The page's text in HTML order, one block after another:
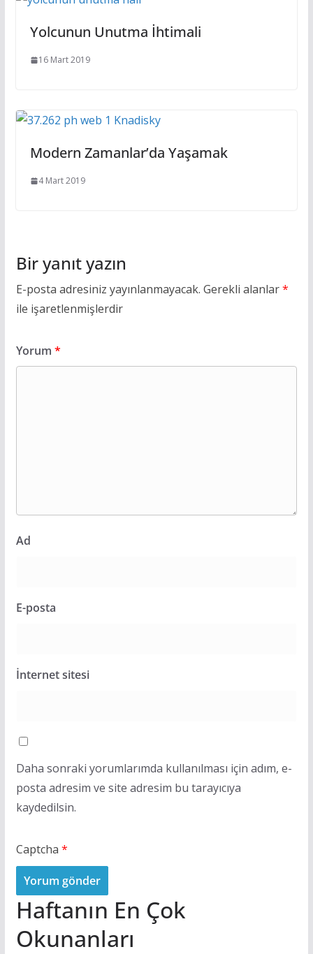
Yolcunun Unutma İhtimali
16 Mart 2019
Modern Zamanlar’da Yaşamak
4 Mart 2019
Bir yanıt yazın
E-posta adresiniz yayınlanmayacak. Gerekli alanlar*
ile işaretlenmişlerdir
Yorum *
Ad
E-posta
İnternet sitesi
Daha sonraki yorumlarımda kullanılması için adım, e-
posta adresim ve site adresim bu tarayıcıya
kaydedilsin.
Captcha *
Haftanın En Çok
Okunanları